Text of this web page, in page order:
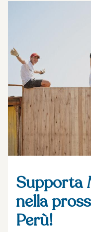
Supporta
nella
Perù!